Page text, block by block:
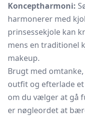
Konceptharmoni:
harmonerer med
prinsessekjole kan
mens en traditionel
makeup.
Brugt med
outfit og efterlade
om du vælger at gå
er nøgleordet at